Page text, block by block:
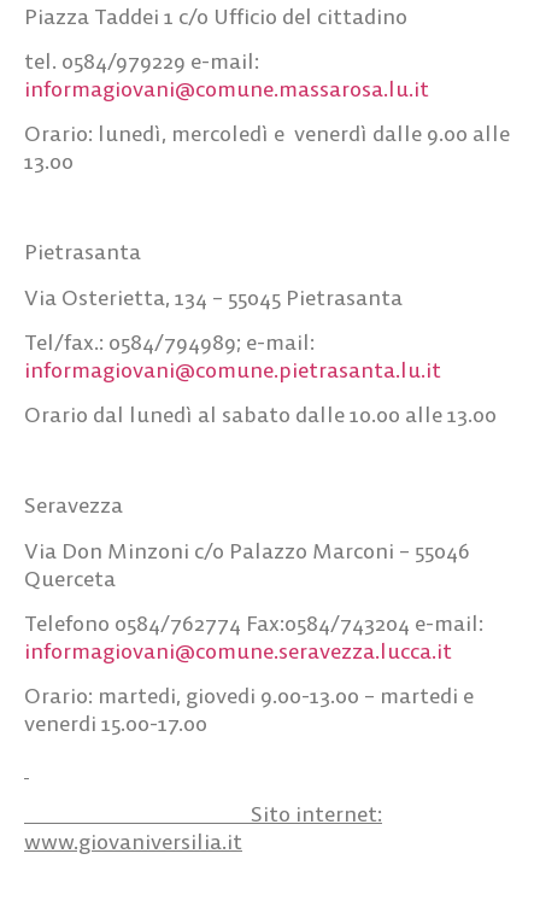
Piazza Taddei 1 c/o Ufficio del cittadino
tel. 0584/979229 e-mail:
informagiovani@comune.massarosa.lu.it
Orario: lunedì, mercoledì e venerdì dalle 9.00 alle
13.00
Pietrasanta
Via Osterietta, 134 – 55045 Pietrasanta
Tel/fax.: 0584/794989; e-mail:
informagiovani@comune.pietrasanta.lu.it
Orario dal lunedì al sabato dalle 10.00 alle 13.00
Seravezza
Via Don Minzoni c/o Palazzo Marconi – 55046
Querceta
Telefono 0584/762774 Fax:0584/743204 e-mail:
informagiovani@comune.seravezza.lucca.it
Orario: martedi, giovedi 9.00-13.00 – martedi e
venerdi 15.00-17.00
Sito internet:
www.giovaniversilia.it